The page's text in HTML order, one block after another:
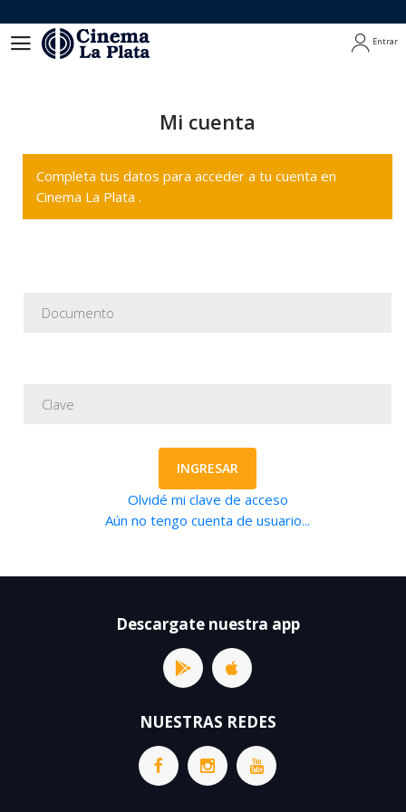
Entrar
Mi cuenta
Completa tus datos para acceder a tu cuenta en
Cinema La Plata .
INGRESAR
Olvidé mi clave de acceso
Aún no tengo cuenta de usuario...
Descargate nuestra app
NUESTRAS REDES